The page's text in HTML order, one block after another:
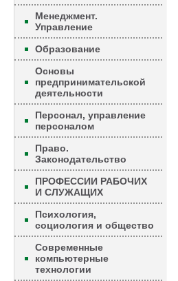
Менеджмент.
Управление
Образование
Основы
предпринимательской
деятельности
Персонал, управление
персоналом
Право.
Законодательство
ПРОФЕССИИ РАБОЧИХ
И СЛУЖАЩИХ
Психология,
социология и общество
Современные
компьютерные
технологии